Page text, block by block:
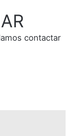
contactar